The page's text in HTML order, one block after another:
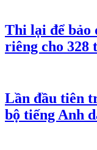
Thi lại để bảo
riêng cho 328
Lần đầu tiên
bộ tiếng Anh